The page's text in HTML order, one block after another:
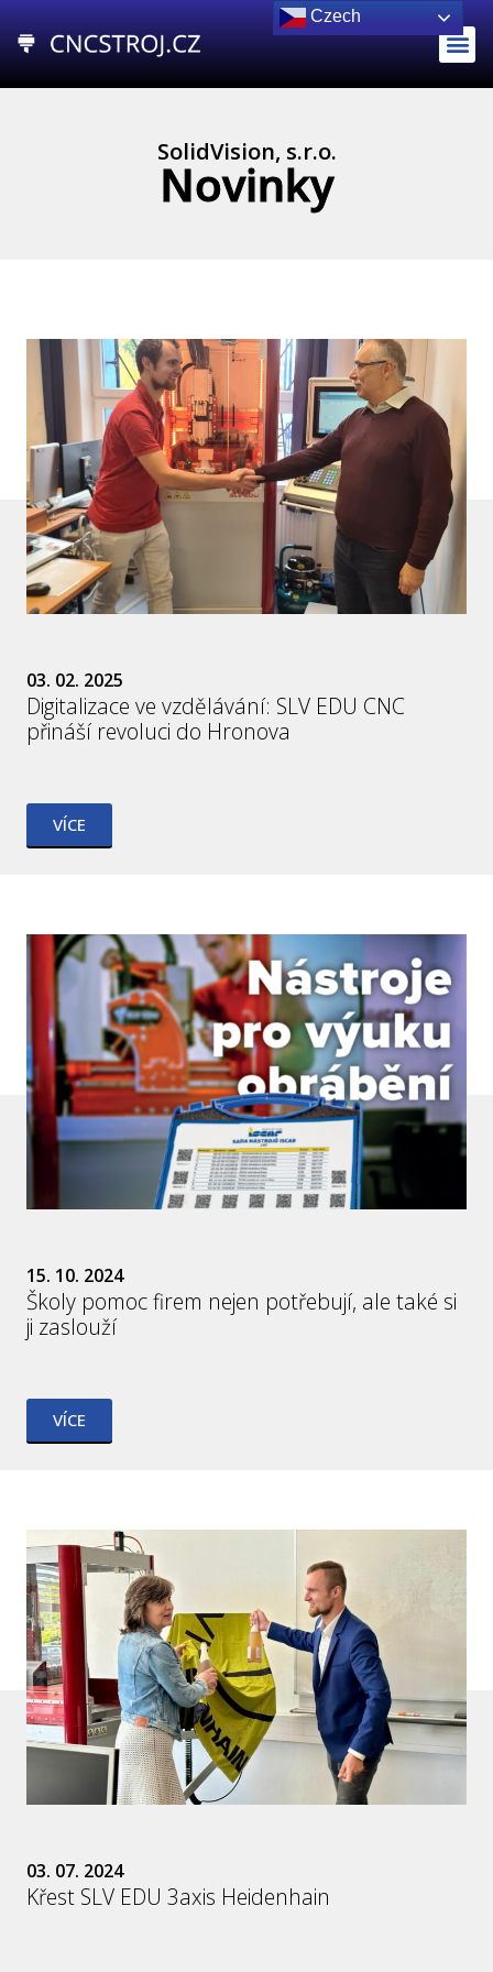
SolidVision, s.r.o.
Novinky
03. 02. 2025
Digitalizace ve vzdělávání: SLV EDU CNC
přináší revoluci do Hronova
VÍCE
15. 10. 2024
Školy pomoc firem nejen potřebují, ale také si
ji zaslouží
VÍCE
03. 07. 2024
Křest SLV EDU 3axis Heidenhain
Czech